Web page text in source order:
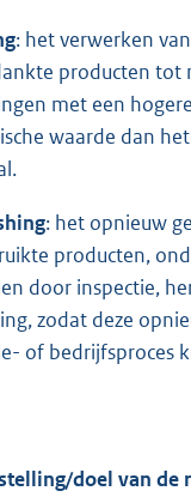
: het verwerken
producten tot
met een
waarde dan
: het opnieuw
producten,
door inspectie,
zodat deze
of bedrijfsproces
doel van de